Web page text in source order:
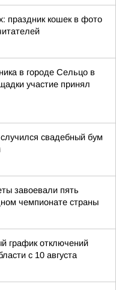
праздник кошек в фото
в городе Сельцо в
участие принял
свадебный бум
завоевали пять
чемпионате страны
график отключений
с 10 августа